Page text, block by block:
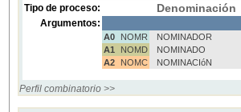
Tipo de proceso: Denominación
Argumentos:
A0 NOMR
NOMINADOR
A1
NOMD
NOMINADO
A2
NOMC NOMINACIóN
Perfil combinatorio >>